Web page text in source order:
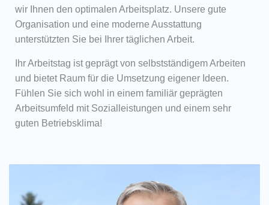
wir Ihnen den optimalen Arbeitsplatz. Unsere gute
Organisation und eine moderne Ausstattung
unterstützten Sie bei Ihrer täglichen Arbeit.
Ihr Arbeitstag ist geprägt von selbstständigem Arbeiten
und bietet Raum für die Umsetzung eigener Ideen.
Fühlen Sie sich wohl in einem familiär geprägten
Arbeitsumfeld mit Sozialleistungen und einem sehr
guten Betriebsklima!